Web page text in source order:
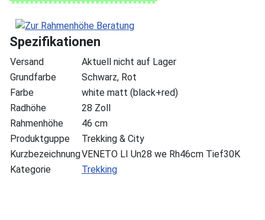
Spezifikationen
Versand
Aktuell nicht auf Lager
Grundfarbe
Schwarz, Rot
Farbe
white matt (black+red)
Radhöhe
28 Zoll
Rahmenhöhe
46 cm
Produktguppe
Trekking & City
KurzbezeichnungVENETO LI Un28 we Rh46cm Tief30K
Kategorie
Trekking